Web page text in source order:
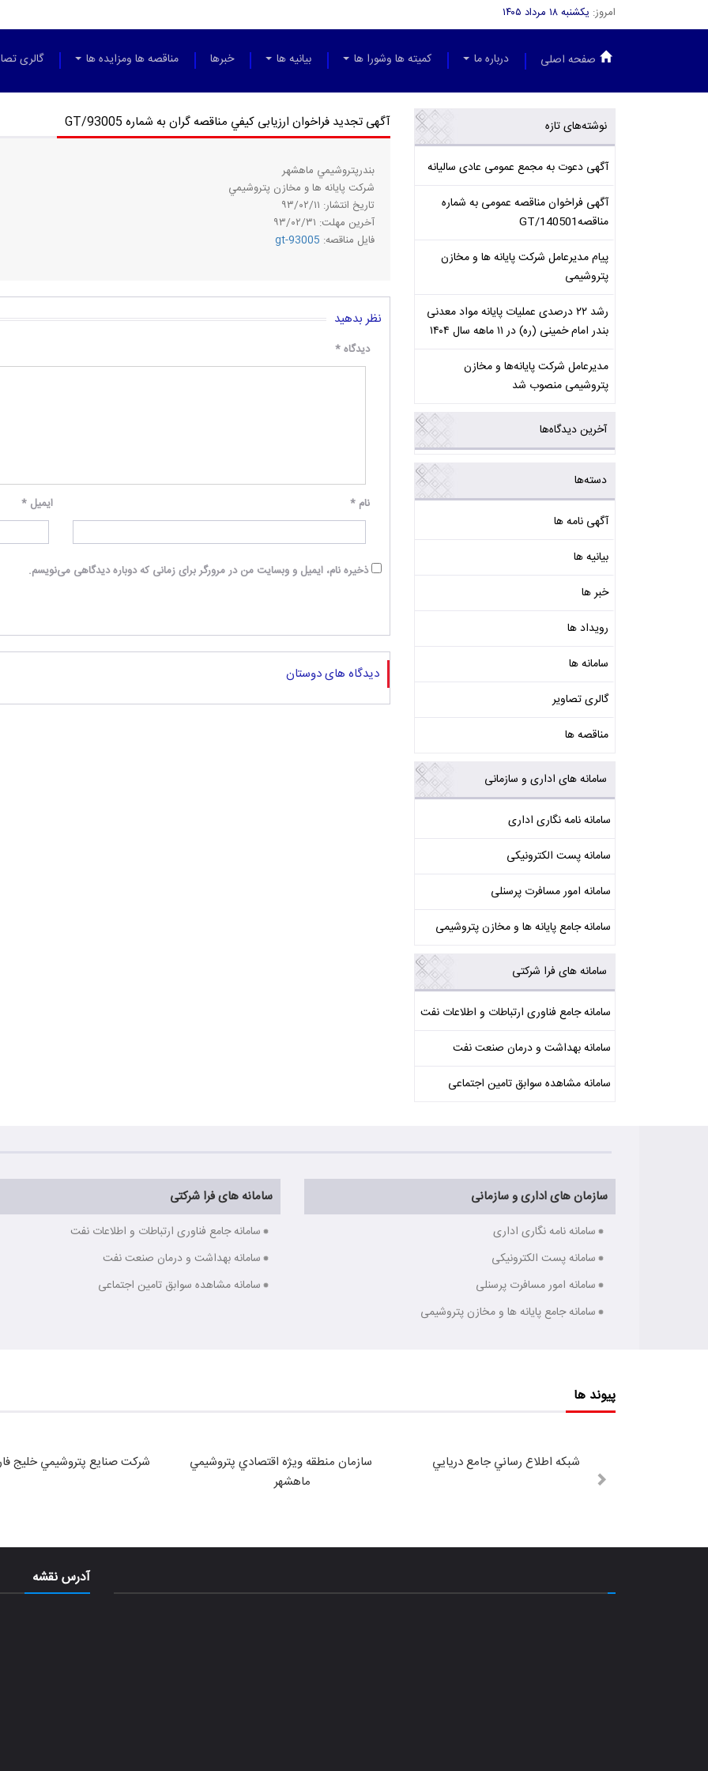
امروز: یکشنبه ۱۸ مرداد ۱۴۰۵
صفحه اصلی درباره ما کمیته ها وشورا ها بیانیه ها خبرها مناقصه ها ومزایده ها گالری
نوشته‌های تازه
آگهی دعوت به مجمع عمومی عادی سالیانه
آگهی فراخوان مناقصه عمومی به شماره
مناقصهGT/140501
پیام مدیرعامل شرکت پایانه ها و مخازن
پتروشیمی
رشد ۲۲ درصدی عملیات پایانه مواد معدنی
بندر امام خمینی (ره) در ۱۱ ماهه سال ۱۴۰۴
مدیرعامل شرکت پایانه‌ها و مخازن
پتروشیمی منصوب شد
آخرین دیدگاه‌ها
دسته‌ها
آگهی نامه ها
بیانیه ها
خبر ها
رویداد ها
سامانه ها
گالری تصاویر
مناقصه ها
سامانه های اداری و سازمانی
سامانه نامه نگاری اداری
سامانه پست الکترونیکی
سامانه امور مسافرت پرسنلی
سامانه جامع پایانه ها و مخازن پتروشیمی
سامانه های فرا شرکتی
سامانه جامع فناوری ارتباطات و اطلاعات نفت
سامانه بهداشت و درمان صنعت نفت
سامانه مشاهده سوابق تامین اجتماعی
آگهی تجديد فراخوان ارزیابی كيفي مناقصه گران به شماره GT/93005
بندرپتروشيمي ماهشهر
شركت پايانه ها و مخازن پتروشيمي
تاریخ انتشار: ۹۳/۰۲/۱۱
آخرین مهلت: ۹۳/۰۲/۳۱
فایل مناقصه: gt-93005
نظر بدهید
دیدگاه*
نام * ایمیل*
ذخیره نام، ایمیل و وبسایت من در مرورگر برای زمانی که دوباره دیدگاهی می‌نویسم.
دیدگاه های دوستان
سازمان های اداری و سازمانی
سامانه نامه نگاری اداری
سامانه پست الکترونیکی
سامانه امور مسافرت پرسنلی
سامانه جامع پایانه ها و مخازن پتروشیمی
سامانه های فرا شرکتی
سامانه جامع فناوری ارتباطات و اطلاعات نفت
سامانه بهداشت و درمان صنعت نفت
سامانه مشاهده سوابق تامین اجتماعی
پیوند ها
شبكه اطلاع رساني جامع دريايي
سازمان منطقه ويژه اقتصادي پتروشيمي
ماهشهر
شركت صنايع پتروشيمي خليج
آدرس نقشه